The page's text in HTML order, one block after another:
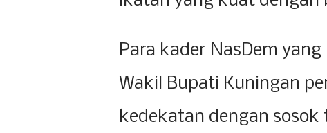
Para kader NasDem
Wakil Bupati Kuningan
kedekatan dengan